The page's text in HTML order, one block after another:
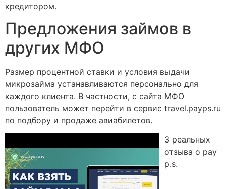
кредитором.
Предложения займов в
других МФО
Размер процентной ставки и условия выдачи
микрозайма устанавливаются персонально для
каждого клиента. В частности, с сайта МФО
пользователь может перейти в сервис travel.payps.ru
по подбору и продаже авиабилетов.
3 реальных
отзыва о pay
p.s.